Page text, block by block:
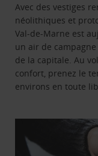
Avec des vestiges
néolithiques et
Val-de-Marne est
un air de
de la capitale. Au
confort, prenez le
environs en toute